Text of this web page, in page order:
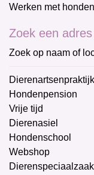
Werken met honden
Zoek een adres
Zoek op naam of
Dierenartsenpraktijk
Hondenpension
Vrije tijd
Dierenasiel
Hondenschool
Webshop
Dierenspeciaalzaak